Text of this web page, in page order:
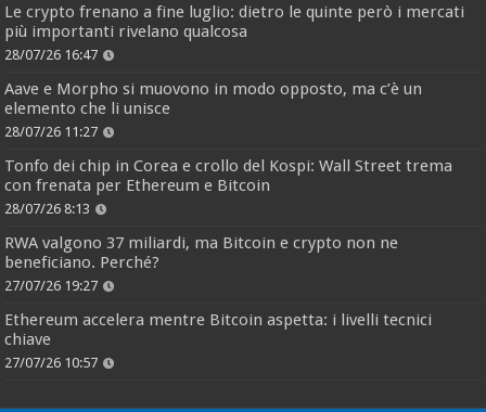
Le crypto frenano a fine luglio: dietro le quinte però i mercati
più importanti rivelano qualcosa
28/07/26 16:47
Aave e Morpho si muovono in modo opposto, ma c’è un
elemento che li unisce
28/07/26 11:27
Tonfo dei chip in Corea e crollo del Kospi: Wall Street trema
con frenata per Ethereum e Bitcoin
28/07/26 8:13
RWA valgono 37 miliardi, ma Bitcoin e crypto non ne
beneficiano. Perché?
27/07/26 19:27
Ethereum accelera mentre Bitcoin aspetta: i livelli tecnici
chiave
27/07/26 10:57